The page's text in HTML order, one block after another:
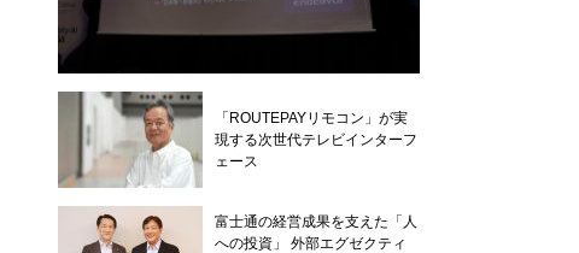
「ROUTEPAYリモコン」が実
現する次世代テレビインターフ
ェース
富士通の経営成果を支えた「人
への投資」 外部エグゼクティ